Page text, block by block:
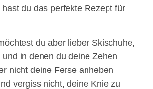
du das perfekte Rezept für
du aber lieber Skischuhe,
in denen du deine Zehen
nicht deine Ferse anheben
vergiss nicht, deine Knie zu